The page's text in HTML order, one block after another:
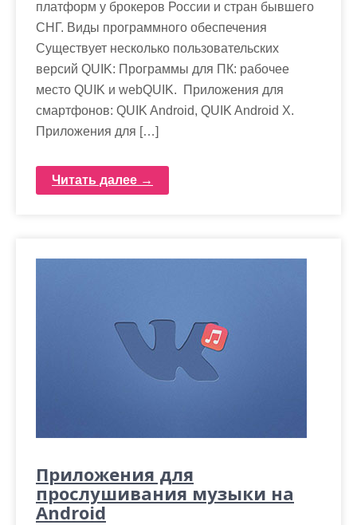
платформ у брокеров России и стран бывшего
СНГ. Виды программного обеспечения
Существует несколько пользовательских
версий QUIK: Программы для ПК: рабочее
место QUIK и webQUIK. Приложения для
смартфонов: QUIK Android, QUIK Android X.
Приложения для […]
Читать далее →
Приложения для
прослушивания музыки на
Android